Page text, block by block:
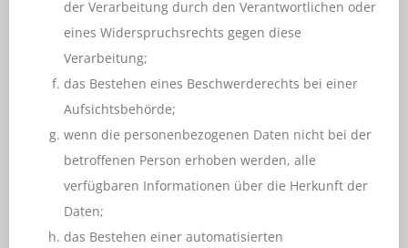
der Verarbeitung durch den Verantwortlichen oder
eines Widerspruchsrechts gegen diese
Verarbeitung;
das Bestehen eines Beschwerderechts bei einer
Aufsichtsbehörde;
wenn die personenbezogenen Daten nicht bei der
betroffenen Person erhoben werden, alle
verfügbaren Informationen über die Herkunft der
Daten;
das Bestehen einer automatisierten